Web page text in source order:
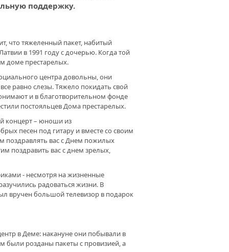
– ЗНАЧИТ СПАСТИ
СЦИНТИГРАФИИ:
II. КЛИНИКА БГМУ
РАСШИРЯТЬ
ЛЕЧЕНИЯ
ПРОДОЛЖАЕТ
МЕДИЦИНСКИЕ
РЕСПУБЛИКИ
№ 44 Г.УФЫ.
ФОНД
поддержку.
что тяжеленный пакет, набитый
в 1991 году с дочерью. Когда той
доме престарелых.
центра довольны, они
равно слезы. Тяжело покидать свой
и в благотворительном фонде
постояльцев Дома престарелых.
концерт – юноши из
песен под гитару и вместе со своим
поздравлять вас с Днем пожилых
поздравить вас с днем зрелых,
- несмотря на жизненные
радоваться жизни. В
вручен большой телевизор в подарок
в Деме: накануне они побывали в
были розданы пакеты с провизией, а